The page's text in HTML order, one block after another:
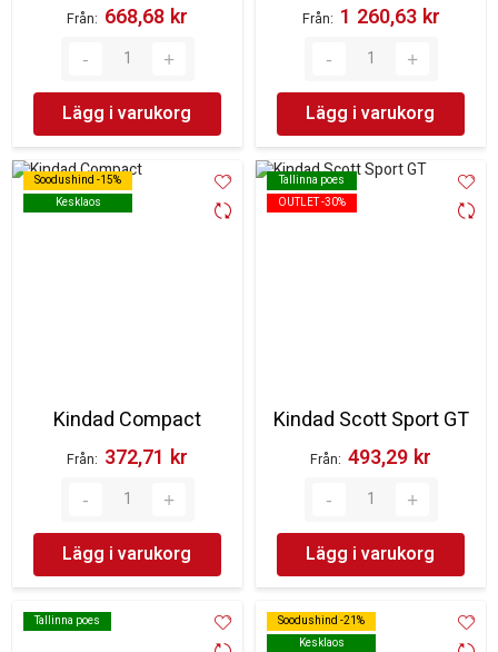
Från 668,68 kr‎
Lägg i varukorg
Från 1 260,63 kr‎
Lägg i varukorg
Soodushind -15%
Kesklaos
Soodushind -15%
Kesklaos
Kindad Compact
Från 372,71 kr‎
Lägg i varukorg
Tallinna poes
OUTLET -30%
Tallinna poes
OUTLET -30%
Kindad Scott Sport GT
Från 493,29 kr‎
Lägg i varukorg
Tallinna poes
Tallinna poes
Soodushind -21%
Kesklaos
Soodushind -21%
Kesklaos